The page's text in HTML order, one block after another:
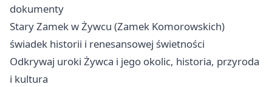
dokumenty
Stary Zamek w Żywcu (Zamek Komorowskich)
świadek historii i renesansowej świetności
Odkrywaj uroki Żywca i jego okolic, historia, przyroda
i kultura